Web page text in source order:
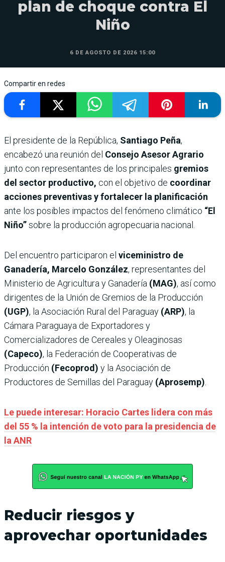
plan de choque contra El
Niño
6 DE AGOSTO DE 2026 15:00
Compartir en redes
El presidente de la República, Santiago Peña,
encabezó una reunión del Consejo Asesor Agrario
junto con representantes de los principales gremios
del sector productivo, con el objetivo de coordinar
acciones preventivas y fortalecer la planificación
ante los posibles impactos del fenómeno climático “El
Niño”sobre la producción agropecuaria nacional.
Del encuentro participaron el viceministro de
Ganadería, Marcelo González, representantes del
Ministerio de Agricultura y Ganadería (MAG), así como
dirigentes de la Unión de Gremios de la Producción
(UGP), la Asociación Rural del Paraguay (ARP), la
Cámara Paraguaya de Exportadores y
Comercializadores de Cereales y Oleaginosas
(Capeco), la Federación de Cooperativas de
Producción (Fecoprod) y la Asociación de
Productores de Semillas del Paraguay (Aprosemp)
Le puede interesar: Horacio Cartes lidera con más
del 55 % la intención de voto para la presidencia de
la ANR
Reducir riesgos y
aprovechar oportunidades